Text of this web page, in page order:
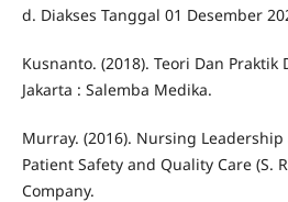
d. Diakses Tanggal 01 Desember
Kusnanto. (2018). Teori Dan Praktik
Jakarta : Salemba Medika.
Murray. (2016). Nursing
Patient Safety and Quality Care (S.
Company.